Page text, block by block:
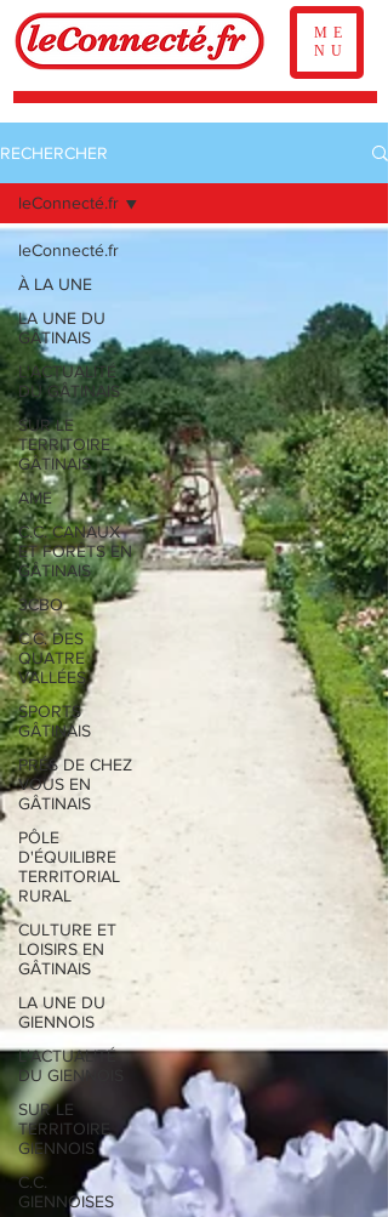
ME
NU
RECHERCHER
leConnecté.fr
À LA UNE
LA UNE DU
GÂTINAIS
L'ACTUALITÉ
DU GÂTINAIS
SUR LE
TERRITOIRE
GÂTINAIS
AME
C.C. CANAUX
ET FORÊTS EN
GÂTINAIS
3CBO
C.C. DES
QUATRE
VALLÉES
SPORTS
GÂTINAIS
PRÉS DE CHEZ
VOUS EN
GÂTINAIS
PÔLE
D'ÉQUILIBRE
TERRITORIAL
RURAL
CULTURE ET
LOISIRS EN
GÂTINAIS
LA UNE DU
GIENNOIS
L'ACTUALITÉ
DU GIENNOIS
SUR LE
TERRITOIRE
GIENNOIS
C.C.
GIENNOISES
leConnecté.fr